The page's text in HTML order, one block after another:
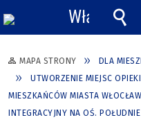
MAPA STRONY DLA
UTWORZENIE MIEJSC
MIESZKAŃCÓW MIASTA
INTEGRACYJNY NA OŚ. POŁUDNIE
Włącz